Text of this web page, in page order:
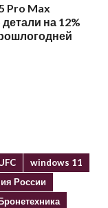
Pro Max
детали на 12%
windows 11
России